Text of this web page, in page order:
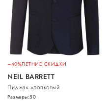
–40%ЛЕТНИЕ СКИДКИ
NEIL BARRETT
Пиджак хлопковый
Размеры:50